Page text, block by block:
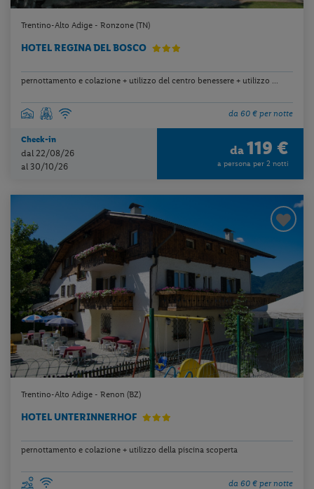
Trentino-Alto Adige - Ronzone (TN)
HOTEL REGINA DEL BOSCO
pernottamento e colazione + utilizzo del centro benessere + utilizzo ...
da 60 € per notte
Check-in
dal 22/08/26
al 30/10/26
da 119 €
a persona per 2 notti
Trentino-Alto Adige - Renon (BZ)
HOTEL UNTERINNERHOF
pernottamento e colazione + utilizzo della piscina scoperta
da 60 € per notte